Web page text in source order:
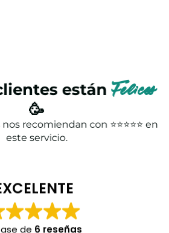
están Felices
🥳
recomiendan con ⭐⭐⭐⭐⭐ en
este servicio.
de 6 reseñas